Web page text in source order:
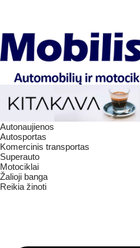
Autonaujienos
Autosportas
Komercinis transportas
Superauto
Motociklai
Žalioji banga
Reikia žinoti